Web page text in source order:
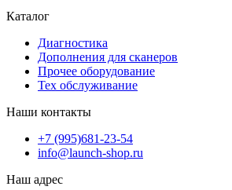
Каталог
Диагностика
Дополнения для сканеров
Прочее оборудование
Тех обслуживание
Наши контакты
+7 (995)681-23-54
info@launch-shop.ru
Наш адрес